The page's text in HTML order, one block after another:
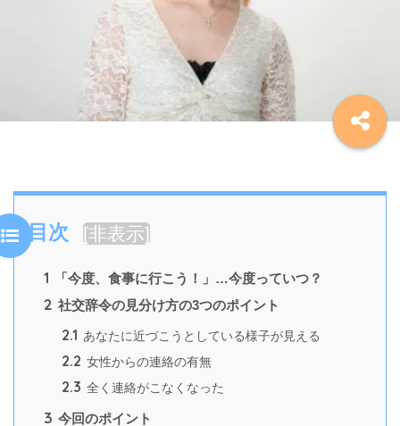
目次 [非表示]
1 「今度、食事に行こう！」…今度っていつ？
2 社交辞令の見分け方の3つのポイント
2.1 あなたに近づこうとしている様子が見える
2.2 女性からの連絡の有無
2.3 全く連絡がこなくなった
3 今回のポイント